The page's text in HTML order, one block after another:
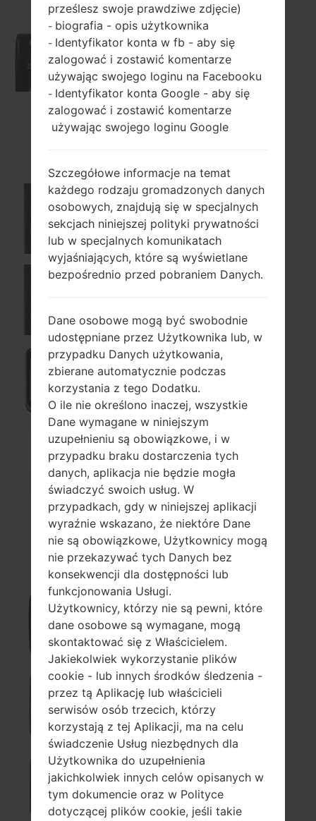
235C
236C
300G
306G
329G
400G
440G
505C
900G
prześlesz swoje prawdziwe zdjęcie)
- biografia - opis użytkownika
- Identyfikator konta w fb - aby się
zalogować i zostawić komentarze
używając swojego loginu na Facebooku
- Identyfikator konta Google - aby się
zalogować i zostawić komentarze
używając swojego loginu Google
Szczegółowe informacje na temat
każdego rodzaju gromadzonych danych
osobowych, znajdują się w specjalnych
sekcjach niniejszej polityki prywatności
lub w specjalnych komunikatach
wyjaśniających, które są wyświetlane
bezpośrednio przed pobraniem Danych.
Dane osobowe mogą być swobodnie
udostępniane przez Użytkownika lub, w
przypadku Danych użytkowania,
zbierane automatycznie podczas
korzystania z tego Dodatku.
O ile nie określono inaczej, wszystkie
Dane wymagane w niniejszym
uzupełnieniu są obowiązkowe, i w
przypadku braku dostarczenia tych
danych, aplikacja nie będzie mogła
świadczyć swoich usług. W
przypadkach, gdy w niniejszej aplikacji
wyraźnie wskazano, że niektóre Dane
nie są obowiązkowe, Użytkownicy mogą
nie przekazywać tych Danych bez
konsekwencji dla dostępności lub
funkcjonowania Usługi.
Użytkownicy, którzy nie są pewni, które
dane osobowe są wymagane, mogą
skontaktować się z Właścicielem.
Jakiekolwiek wykorzystanie plików
cookie - lub innych środków śledzenia -
przez tą Aplikację lub właścicieli
serwisów osób trzecich, którzy
korzystają z tej Aplikacji, ma na celu
świadczenie Usług niezbędnych dla
Użytkownika do uzupełnienia
jakichkolwiek innych celów opisanych w
tym dokumencie oraz w Polityce
dotyczącej plików cookie, jeśli takie